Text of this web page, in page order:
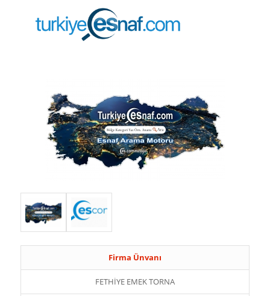
Firma Ünvanı
FETHİYE EMEK TORNA